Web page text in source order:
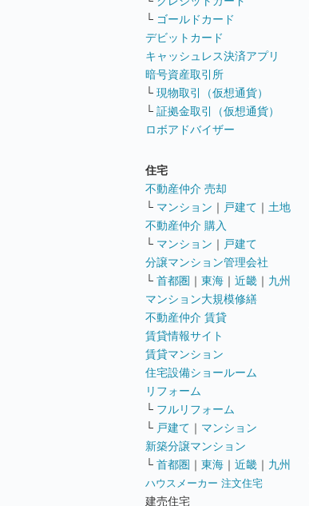
└ ゴールドカード
デビットカード
キャッシュレス決済アプリ
暗号資産取引所
└ 現物取引（仮想通貨）
└ 証拠金取引（仮想通貨）
ロボアドバイザー
住宅
不動産仲介 売却
└ マンション ｜ 戸建て ｜ 土地
不動産仲介 購入
└ マンション ｜ 戸建て
分譲マンション管理会社
└ 首都圏 ｜ 東海 ｜ 近畿 ｜ 九州
マンション大規模修繕
不動産仲介 賃貸
賃貸情報サイト
賃貸マンション
住宅設備ショールーム
リフォーム
└ フルリフォーム
└ 戸建て ｜ マンション
新築分譲マンション
└ 首都圏 ｜ 東海 ｜ 近畿 ｜ 九州
ハウスメーカー 注文住宅
建売住宅